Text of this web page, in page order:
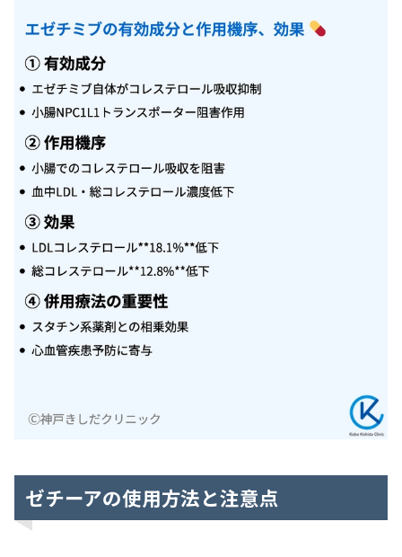
ゼチーアの使用方法と注意点